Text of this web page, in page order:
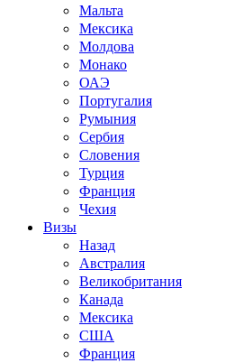
Мальта
Мексика
Молдова
Монако
ОАЭ
Португалия
Румыния
Сербия
Словения
Турция
Франция
Чехия
Визы
Назад
Австралия
Великобритания
Канада
Мексика
США
Франция